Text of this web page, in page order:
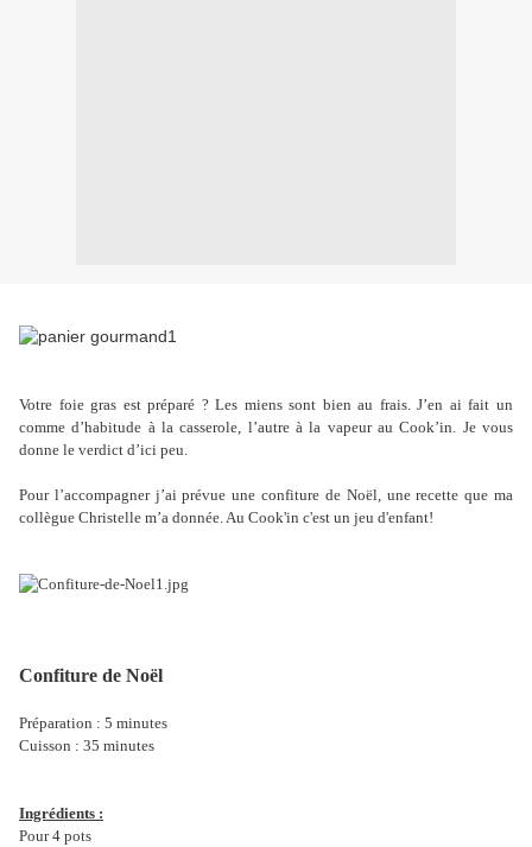
Votre foie gras est préparé ? Les miens sont bien au frais. J’en ai fait un
comme d’habitude à la casserole, l’autre à la vapeur au Cook’in. Je vous
donne le verdict d’ici peu.
Pour l’accompagner j’ai prévue une confiture de Noël, une recette que ma
collègue Christelle m’a donnée. Au Cook'in c'est un jeu d'enfant!
Confiture de Noël
Préparation : 5 minutes
Cuisson : 35 minutes
Ingrédients :
Pour 4 pots